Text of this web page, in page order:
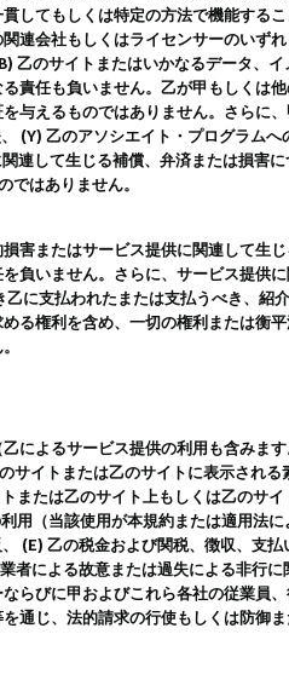
してもしくは特定の方法で機能する
連会社もしくはライセンサーのいず
乙のサイトまたはいかなるデータ、
責任も負いません。乙が甲もしくは
与えるものではありません。さらに
(Y) 乙のアソシエイト・プログラムへ
連して生じる補償、弁済または損害
はありません。
またはサービス提供に関連して生じ
負いません。さらに、サービス提供
に支払われたまたは支払うべき、紹
る権利を含め、一切の権利または衡
によるサービス提供の利用も含みま
イトまたは乙のサイトに表示される
または乙のサイト上もしくは乙のサ
用（当該使用が本規約または適用法
(E) 乙の税金および関税、徴収、支
者による故意または過失による非行
らびに甲およびこれら各社の従業員
通じ、法的請求の行使もしくは防御